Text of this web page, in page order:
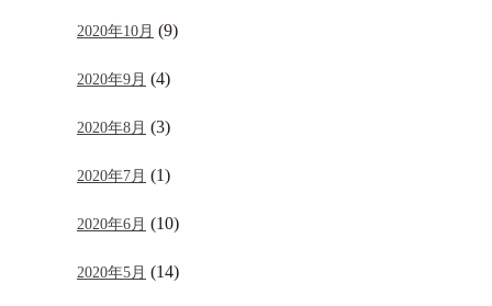
2020年10月 (9)
2020年9月 (4)
2020年8月 (3)
2020年7月 (1)
2020年6月 (10)
2020年5月 (14)